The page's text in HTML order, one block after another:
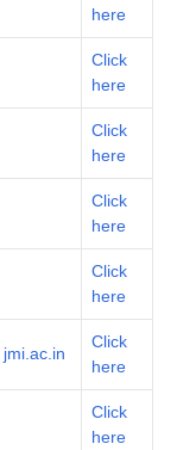
here
Click
here
Click
here
Click
here
Click
here
jmi.ac.in
Click
here
Click
here